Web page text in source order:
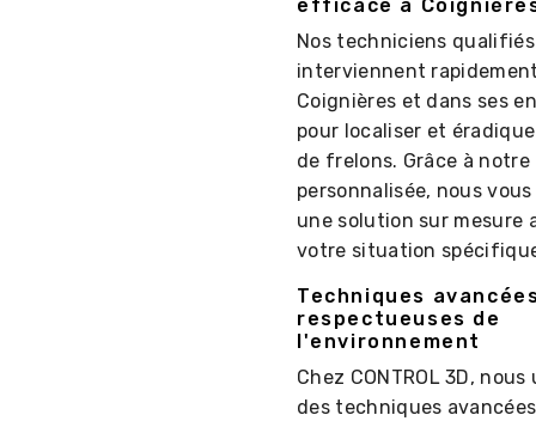
efficace à
Nos techniciens qualifiés
interviennent
Coignières et dans ses
pour localiser et
de frelons. Grâce à notre
personnalisée, nous
une solution sur mesure
votre situation
Techniques
respectueuses de
l'environnement
Chez CONTROL 3D,
des techniques